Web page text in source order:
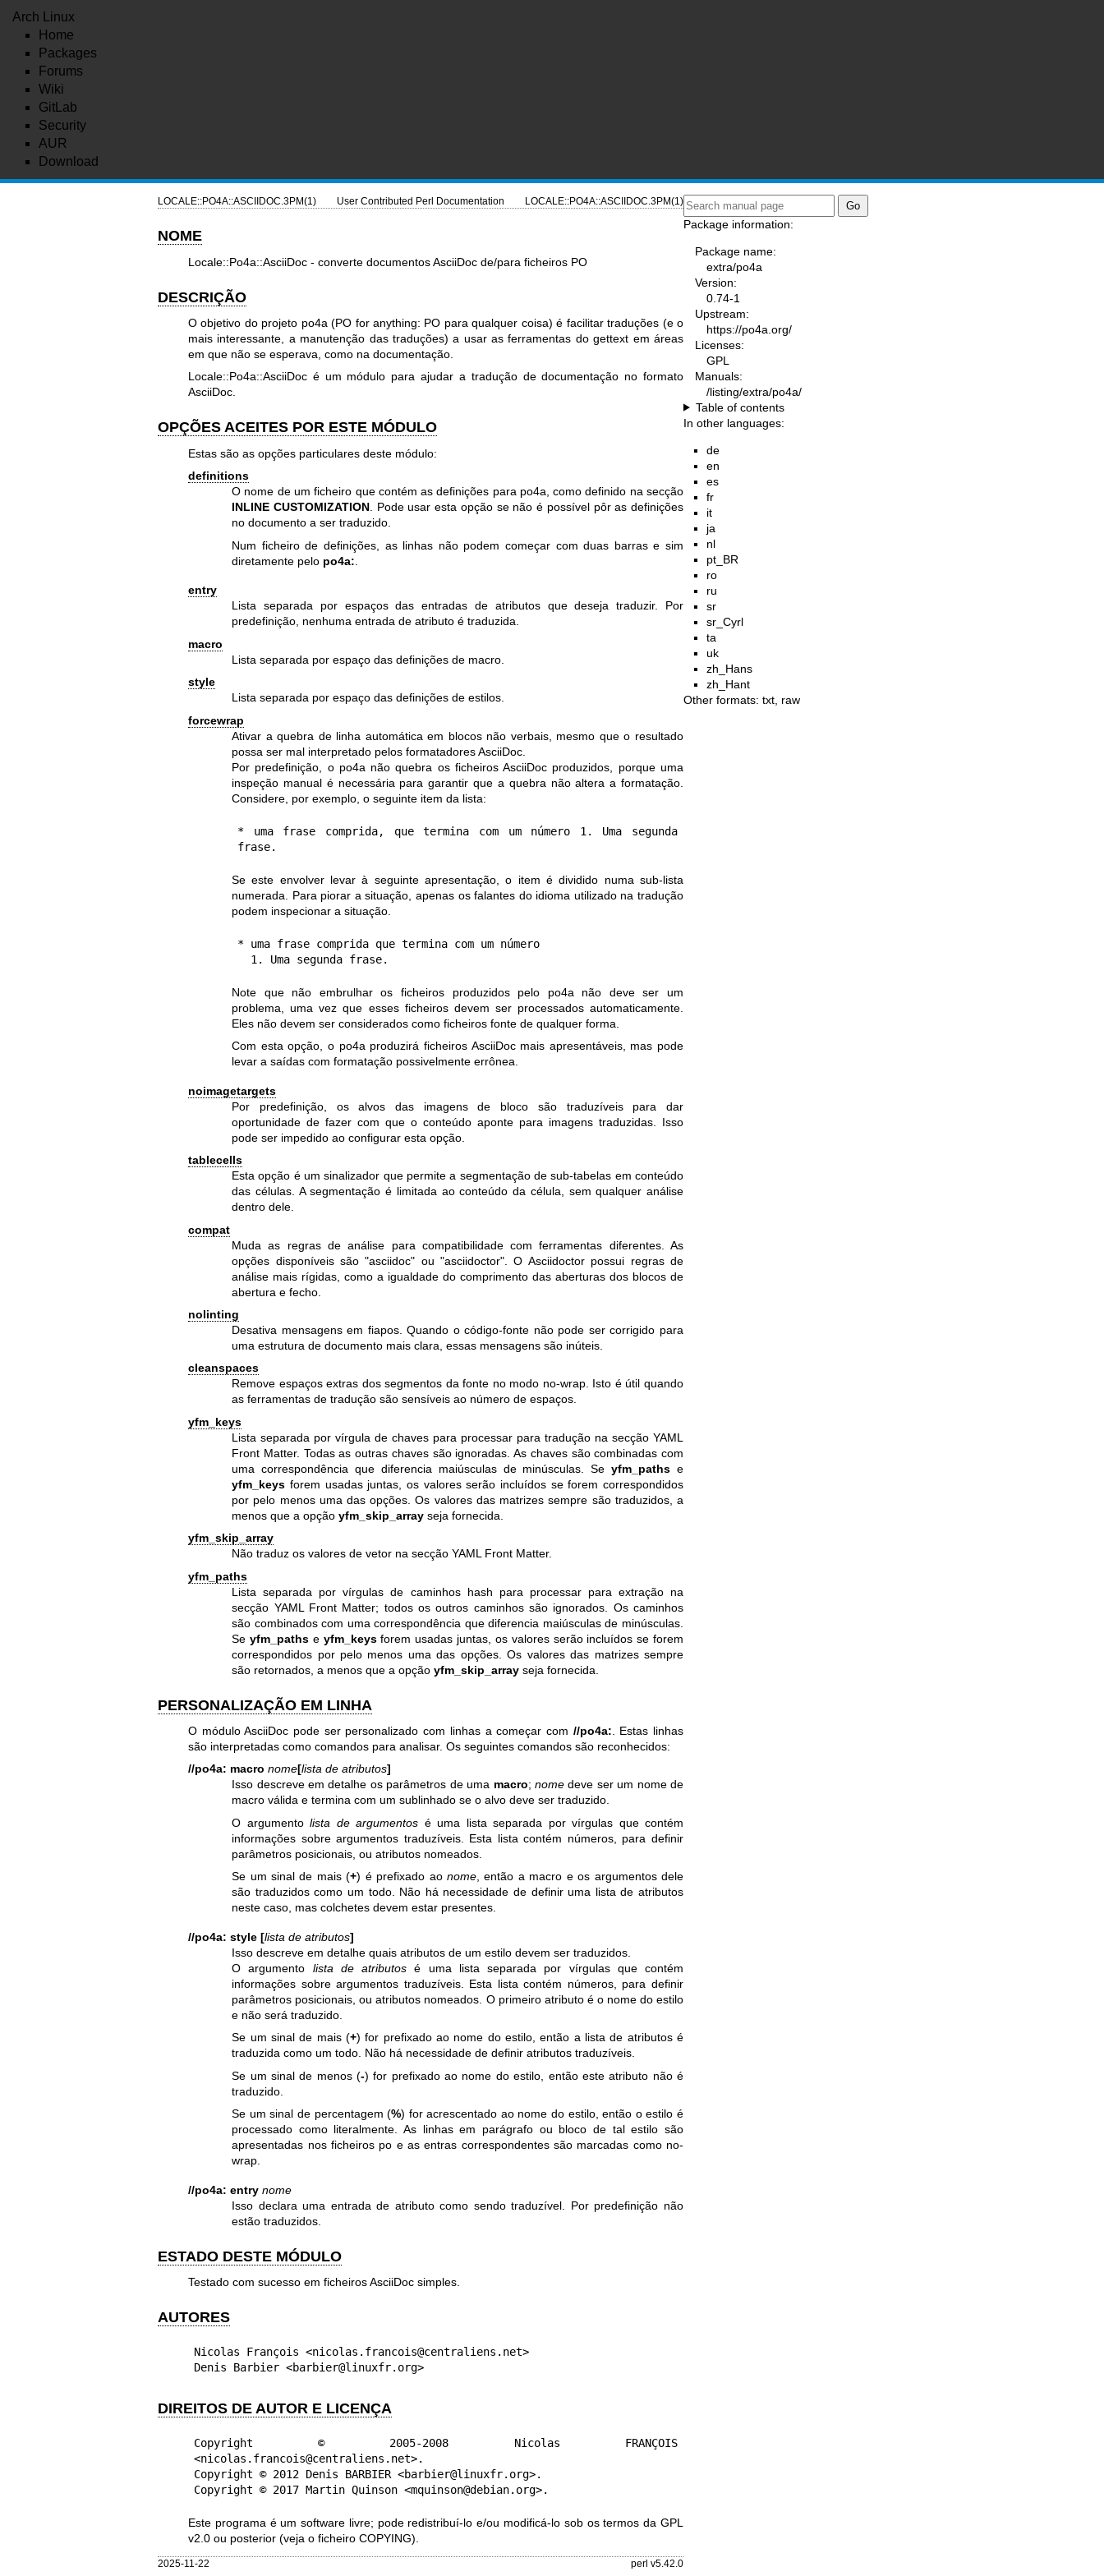
Arch Linux
Home
Packages
Forums
Wiki
GitLab
Security
AUR
Download
LOCALE::PO4A::ASCIIDOC.3PM(1) User Contributed Perl Documentation LOCALE::PO4A::ASCIIDOC.3PM(1)
NOME
Locale::Po4a::AsciiDoc - converte documentos AsciiDoc de/para ficheiros PO
DESCRIÇÃO
O objetivo do projeto po4a (PO for anything: PO para qualquer coisa) é facilitar traduções (e o
mais interessante, a manutenção das traduções) a usar as ferramentas do gettext em áreas
em que não se esperava, como na documentação.
Locale::Po4a::AsciiDoc é um módulo para ajudar a tradução de documentação no formato
AsciiDoc.
OPÇÕES ACEITES POR ESTE MÓDULO
Estas são as opções particulares deste módulo:
definitions
O nome de um ficheiro que contém as definições para po4a, como definido na secção
INLINE CUSTOMIZATION. Pode usar esta opção se não é possível pôr as definições
no documento a ser traduzido.
Num ficheiro de definições, as linhas não podem começar com duas barras e sim
diretamente pelo po4a:
entry
Lista separada por espaços das entradas de atributos que deseja traduzir. Por
predefinição, nenhuma entrada de atributo é traduzida.
macro
Lista separada por espaço das definições de macro.
style
Lista separada por espaço das definições de estilos.
forcewrap
Ativar a quebra de linha automática em blocos não verbais, mesmo que o resultado
possa ser mal interpretado pelos formatadores AsciiDoc.
Por predefinição, o po4a não quebra os ficheiros AsciiDoc produzidos, porque uma
inspeção manual é necessária para garantir que a quebra não altera a formatação.
Considere, por exemplo, o seguinte item da lista:
* uma frase comprida, que termina com um número 1. Uma segunda
Se este envolver levar à seguinte apresentação, o item é dividido numa sub-lista
numerada. Para piorar a situação, apenas os falantes do idioma utilizado na tradução
podem inspecionar a situação.
* uma frase comprida que termina com um número
Note que não embrulhar os ficheiros produzidos pelo po4a não deve ser um
problema, uma vez que esses ficheiros devem ser processados automaticamente.
Eles não devem ser considerados como ficheiros fonte de qualquer forma.
Com esta opção, o po4a produzirá ficheiros AsciiDoc mais apresentáveis, mas pode
levar a saídas com formatação possivelmente errônea.
noimagetargets
Por predefinição, os alvos das imagens de bloco são traduzíveis para dar
oportunidade de fazer com que o conteúdo aponte para imagens traduzidas. Isso
pode ser impedido ao configurar esta opção.
tablecells
Esta opção é um sinalizador que permite a segmentação de sub-tabelas em conteúdo
das células. A segmentação é limitada ao conteúdo da célula, sem qualquer análise
dentro dele.
compat
Muda as regras de análise para compatibilidade com ferramentas diferentes. As
opções disponíveis são "asciidoc" ou "asciidoctor". O Asciidoctor possui regras de
análise mais rígidas, como a igualdade do comprimento das aberturas dos blocos de
abertura e fecho.
nolinting
Desativa mensagens em fiapos. Quando o código-fonte não pode ser corrigido para
uma estrutura de documento mais clara, essas mensagens são inúteis.
cleanspaces
Remove espaços extras dos segmentos da fonte no modo no-wrap. Isto é útil quando
as ferramentas de tradução são sensíveis ao número de espaços.
yfm_keys
Lista separada por vírgula de chaves para processar para tradução na secção YAML
Front Matter. Todas as outras chaves são ignoradas. As chaves são combinadas com
uma correspondência que diferencia maiúsculas de minúsculas. Seyfm_paths e
yfm_keys forem usadas juntas, os valores serão incluídos se forem correspondidos
por pelo menos uma das opções. Os valores das matrizes sempre são traduzidos, a
menos que a opçãoyfm_skip_array seja fornecida.
yfm_skip_array
Não traduz os valores de vetor na secção YAML Front Matter.
yfm_paths
Lista separada por vírgulas de caminhos hash para processar para extração na
secção YAML Front Matter; todos os outros caminhos são ignorados. Os caminhos
são combinados com uma correspondência que diferencia maiúsculas de minúsculas.
Se yfm_pathse yfm_keysforem usadas juntas, os valores serão incluídos se forem
correspondidos por pelo menos uma das opções. Os valores das matrizes sempre
são retornados, a menos que a opçãoyfm_skip_array seja fornecida.
PERSONALIZAÇÃO EM LINHA
O módulo AsciiDoc pode ser personalizado com linhas a começar com //po4a: . Estas linhas
são interpretadas como comandos para analisar. Os seguintes comandos são reconhecidos:
//po4a: macro nome[lista de atributos]
Isso descreve em detalhe os parâmetros de uma macro; nomedeve ser um nome de
macro válida e termina com um sublinhado se o alvo deve ser traduzido.
O argumentolista de argumentos é uma lista separada por vírgulas que contém
informações sobre argumentos traduzíveis. Esta lista contém números, para definir
parâmetros posicionais, ou atributos nomeados.
Se um sinal de mais (+) é prefixado aonome, então a macro e os argumentos dele
são traduzidos como um todo. Não há necessidade de definir uma lista de atributos
neste caso, mas colchetes devem estar presentes.
//po4a: style [lista de atributos]
Isso descreve em detalhe quais atributos de um estilo devem ser traduzidos.
O argumento lista de atributos é uma lista separada por vírgulas que contém
informações sobre argumentos traduzíveis. Esta lista contém números, para definir
parâmetros posicionais, ou atributos nomeados. O primeiro atributo é o nome do estilo
e não será traduzido.
Se um sinal de mais (+) for prefixado ao nome do estilo, então a lista de atributos é
traduzida como um todo. Não há necessidade de definir atributos traduzíveis.
Se um sinal de menos (-) for prefixado ao nome do estilo, então este atributo não é
traduzido.
Se um sinal de percentagem (%) for acrescentado ao nome do estilo, então o estilo é
processado como literalmente. As linhas em parágrafo ou bloco de tal estilo são
apresentadas nos ficheiros po e as entras correspondentes são marcadas como no-
wrap.
//po4a: entry nome
Isso declara uma entrada de atributo como sendo traduzível. Por predefinição não
estão traduzidos.
ESTADO DESTE MÓDULO
Testado com sucesso em ficheiros AsciiDoc simples.
AUTORES
Nicolas François <nicolas.francois@centraliens.net>
Denis Barbier <barbier@linuxfr.org>
DIREITOS DE AUTOR E LICENÇA
Copyright © 2005-2008 Nicolas FRANÇOIS
<nicolas.francois@centraliens.net>.
Copyright © 2012 Denis BARBIER <barbier@linuxfr.org>.
Copyright © 2017 Martin Quinson <mquinson@debian.org>.
Este programa é um software livre; pode redistribuí-lo e/ou modificá-lo sob os termos da GPL
v2.0 ou posterior (veja o ficheiro COPYING).
2025-11-22 perl v5.42.0
Package information:
Package name:
extra/po4a
Version:
0.74-1
Upstream:
https://po4a.org/
Licenses:
GPL
Manuals:
/listing/extra/po4a/
Table of contents
In other languages:
de
en
es
fr
it
ja
nl
pt_BR
ro
ru
sr
sr_Cyrl
ta
uk
zh_Hans
zh_Hant
Other formats: txt raw